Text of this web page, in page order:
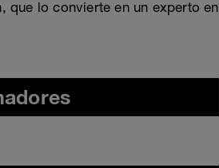
que lo convierte en un experto en